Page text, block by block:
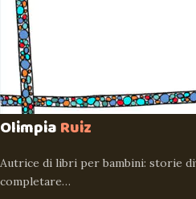
OlimpiaRuiz
Autrice di libri per bambini: storie
completare…